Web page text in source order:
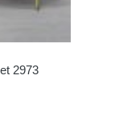
2973